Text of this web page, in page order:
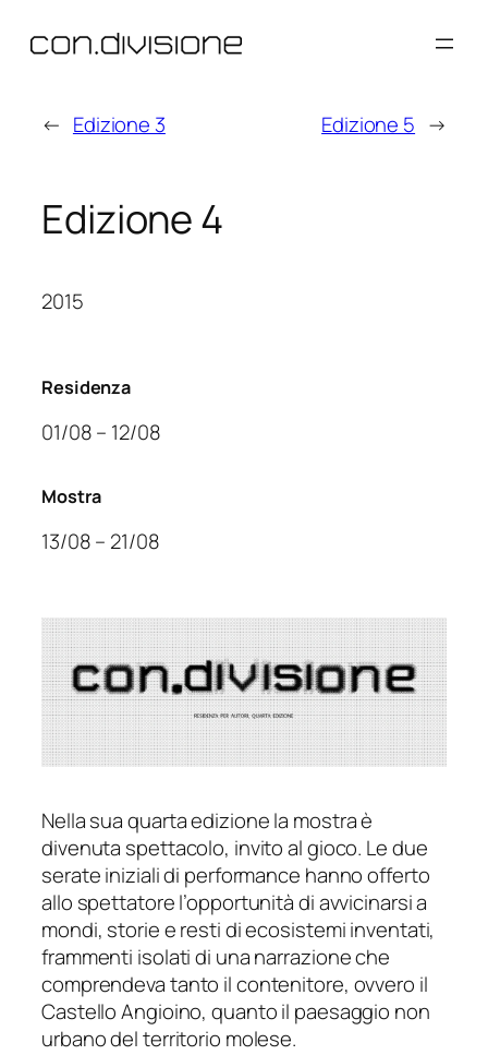
← Edizione 3 Edizione 5 →
Edizione 4
2015
Residenza
01/08 – 12/08
Mostra
13/08 – 21/08
Nella sua quarta edizione la mostra è
divenuta spettacolo, invito al gioco. Le due
serate iniziali di performance hanno offerto
allo spettatore l’opportunità di avvicinarsi a
mondi, storie e resti di ecosistemi inventati,
frammenti isolati di una narrazione che
comprendeva tanto il contenitore, ovvero il
Castello Angioino, quanto il paesaggio non
urbano del territorio molese.